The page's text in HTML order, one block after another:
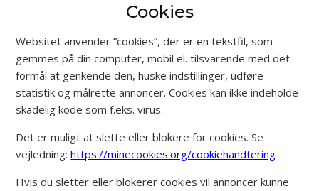
Cookies
Websitet anvender ”cookies”, der er en tekstfil, som
gemmes på din computer, mobil el. tilsvarende med det
formål at genkende den, huske indstillinger, udføre
statistik og målrette annoncer. Cookies kan ikke indeholde
skadelig kode som f.eks. virus.
Det er muligt at slette eller blokere for cookies. Se
vejledning:https://minecookies.org/cookiehandtering
Hvis du sletter eller blokerer cookies vil annoncer kunne